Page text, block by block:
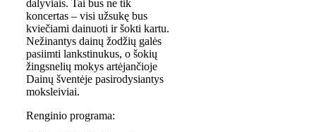
dalyviais. Tai bus ne tik
koncertas – visi užsukę bus
kviečiami dainuoti ir šokti kartu.
Nežinantys dainų žodžių galės
pasiimti lankstinukus, o šokių
žingsnelių mokys artėjančioje
Dainų šventėje pasirodysiantys
moksleiviai.
Renginio programa: